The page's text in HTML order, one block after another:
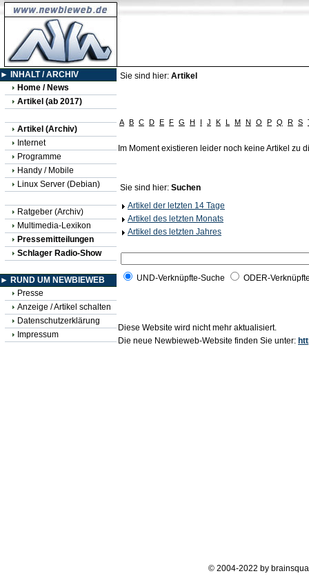
► INHALT / ARCHIV
Home / News
Artikel (ab 2017)
Artikel (Archiv)
Internet
Programme
Handy / Mobile
Linux Server (Debian)
Ratgeber (Archiv)
Multimedia-Lexikon
Pressemitteilungen
Schlager Radio-Show
► RUND UM NEWBIEWEB
Presse
Anzeige / Artikel schalten
Datenschutzerklärung
Impressum
Sie sind hier: Artikel
A B C D E F G H I J K L M N O P Q R S
Im Moment existieren leider noch keine Artikel zu
Sie sind hier: Suchen
Artikel der letzten 14 Tage
Artikel des letzten Monats
Artikel des letzten Jahres
UND-Verknüpfte-Suche ODER-
Diese Website wird nicht mehr aktualisiert.
Die neue Newbieweb-Website finden Sie unter:
© 2004-2022 by